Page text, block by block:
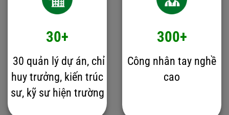
30+
30 quản lý dự án, chỉ
huy trưởng, kiến trúc
sư, kỹ sư hiện trường
300+
Công nhân tay nghề
cao